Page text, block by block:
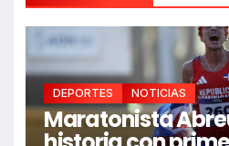
DEPORTES NOTICIAS
Maratonista